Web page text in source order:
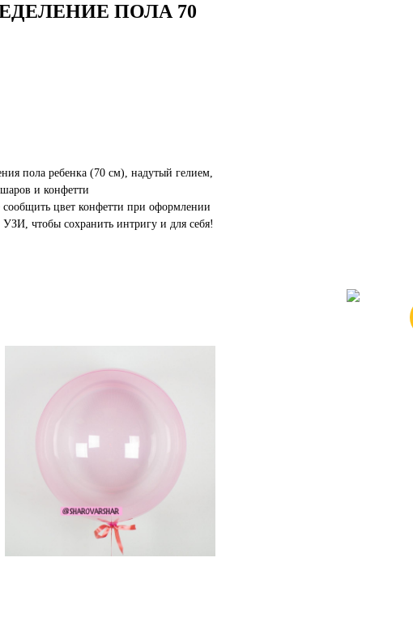
ПОЛА 70
пола ребенка (70 см), надутый гелием,
и конфетти
цвет конфетти при оформлении
УЗИ, чтобы сохранить интригу и для себя!